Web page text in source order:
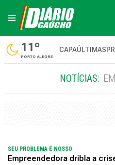
11º
PORTO ALEGRE
CAPAÚLTIMAS
NOTÍCIAS:
SEU PROBLEMA É NOSSO
Empreendedora dribla a